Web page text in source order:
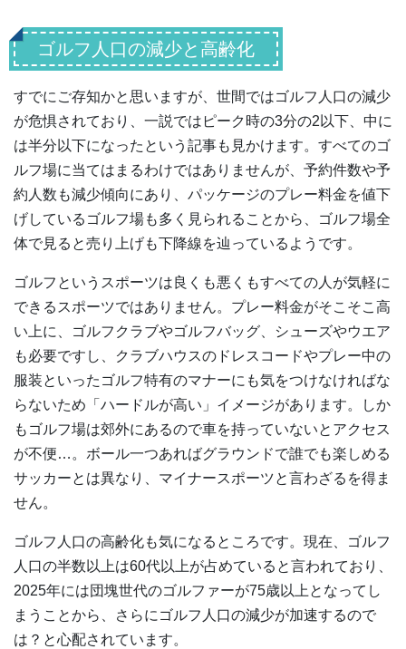
ゴルフ人口の減少と高齢化
すでにご存知かと思いますが、世間ではゴルフ人口の減少
が危惧されており、一説ではピーク時の3分の2以下、中に
は半分以下になったという記事も見かけます。すべてのゴ
ルフ場に当てはまるわけではありませんが、予約件数や予
約人数も減少傾向にあり、パッケージのプレー料金を値下
げしているゴルフ場も多く見られることから、ゴルフ場全
体で見ると売り上げも下降線を辿っているようです。
ゴルフというスポーツは良くも悪くもすべての人が気軽に
できるスポーツではありません。プレー料金がそこそこ高
い上に、ゴルフクラブやゴルフバッグ、シューズやウエア
も必要ですし、クラブハウスのドレスコードやプレー中の
服装といったゴルフ特有のマナーにも気をつけなければな
らないため「ハードルが高い」イメージがあります。しか
もゴルフ場は郊外にあるので車を持っていないとアクセス
が不便…。ボール一つあればグラウンドで誰でも楽しめる
サッカーとは異なり、マイナースポーツと言わざるを得ま
せん。
ゴルフ人口の高齢化も気になるところです。現在、ゴルフ
人口の半数以上は60代以上が占めていると言われており、
2025年には団塊世代のゴルファーが75歳以上となってし
まうことから、さらにゴルフ人口の減少が加速するので
は？と心配されています。